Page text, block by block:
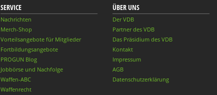
SERVICE
Nachrichten
Merch-Shop
Vorteilsangebote für Mitglieder
Fortbildungsangebote
PROGUN Blog
Jobbörse und Nachfolge
Waffen-ABC
Waffenrecht
ÜBER UNS
Der VDB
Partner des VDB
Das Präsidium des VDB
Kontakt
Impressum
AGB
Datenschutzerklärung